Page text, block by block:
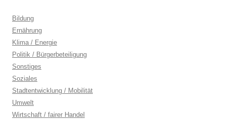
Bildung
Ernährung
Klima / Energie
Politik / Bürgerbeteiligung
Sonstiges
Soziales
Stadtentwicklung / Mobilität
Umwelt
Wirtschaft / fairer Handel